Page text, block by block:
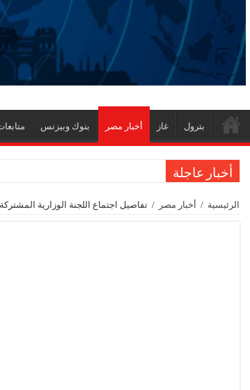
بترول غاز أخبار مصر بنوك وبيزنس
أخبار عاجلة
وزير البترول والثروة المعدنية يبحث مع إكسون موبيل
الرئيسية / أخبار مصر / تفاصيل اجتماع اللجنة الوزارية المشتركة لـ اوبك